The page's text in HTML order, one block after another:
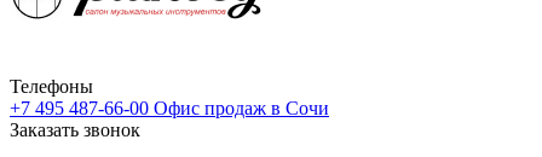
Телефоны
+7 495 487-66-00 Офис продаж в Сочи
Заказать звонок